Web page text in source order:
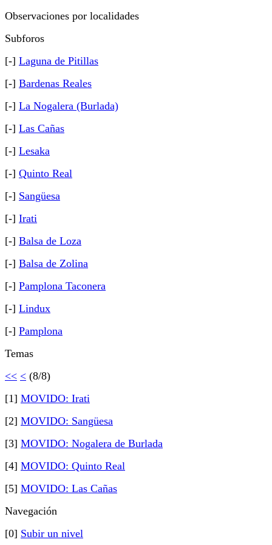
Observaciones por localidades
Subforos
[-] Laguna de Pitillas
[-] Bardenas Reales
[-] La Nogalera (Burlada)
[-] Las Cañas
[-] Lesaka
[-] Quinto Real
[-] Sangüesa
[-] Irati
[-] Balsa de Loza
[-] Balsa de Zolina
[-] Pamplona Taconera
[-] Lindux
[-] Pamplona
Temas
<< < (8/8)
[1] MOVIDO: Irati
[2] MOVIDO: Sangüesa
[3] MOVIDO: Nogalera de Burlada
[4] MOVIDO: Quinto Real
[5] MOVIDO: Las Cañas
Navegación
[0] Subir un nivel